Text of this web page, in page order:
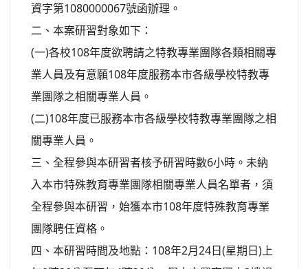
資字第1080000067號函辦理。
二、本案研習對象如下：
(一)各校108年度欲聘請之特教專業團隊各類相關專
業人員及有意願108年度服務本市各級學校特教專
業團隊之相關專業人員。
(二)108年度已服務本市各級學校特教專業團隊之相
關專業人員。
三、全程參與本研習者核予研習時數6小時。未納
入本市特殊教育專業團隊相關專業人員名單者，須
全程參與本研習，始獲本市108年度特殊教育專業
團隊聘任資格。
四、本研習時間及地點：108年2月24日(星期日)上